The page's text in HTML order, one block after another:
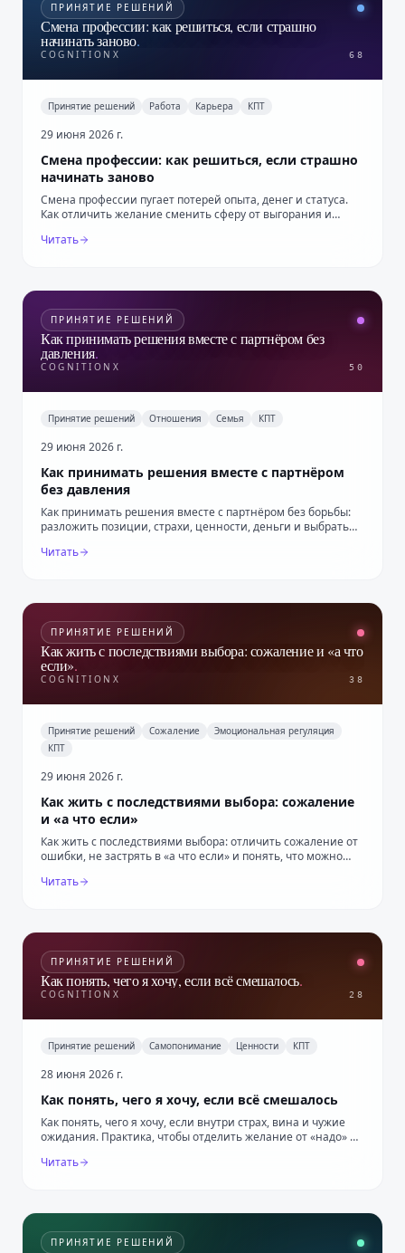
ПРИНЯТИЕ РЕШЕНИЙ
Смена профессии: как решиться, если страшно
начинать заново.
COGNITIONX 68
Принятие решений Работа Карьера КПТ
29 июня 2026 г.
Смена профессии: как решиться, если страшно
начинать заново
Смена профессии пугает потерей опыта, денег и статуса.
Как отличить желание сменить сферу от выгорания и
Читать
ПРИНЯТИЕ РЕШЕНИЙ
Как принимать решения вместе с партнёром без
давления.
COGNITIONX 50
Принятие решений Отношения Семья КПТ
29 июня 2026 г.
Как принимать решения вместе с партнёром
без давления
Как принимать решения вместе с партнёром без борьбы:
разложить позиции, страхи, ценности, деньги и выбрать
Читать
ПРИНЯТИЕ РЕШЕНИЙ
Как жить с последствиями выбора: сожаление и «а что
если».
COGNITIONX 38
Принятие решений Сожаление
Эмоциональная регуляция
КПТ
29 июня 2026 г.
Как жить с последствиями выбора: сожаление
и «а что если»
Как жить с последствиями выбора: отличить сожаление от
ошибки, не застрять в «а что если» и понять, что можно
Читать
ПРИНЯТИЕ РЕШЕНИЙ
Как понять, чего я хочу, если всё смешалось.
COGNITIONX 28
Принятие решений Самопонимание Ценности КПТ
28 июня 2026 г.
Как понять, чего я хочу, если всё смешалось
Как понять, чего я хочу, если внутри страх, вина и чужие
ожидания. Практика, чтобы отделить желание от «надо» и
Читать
ПРИНЯТИЕ РЕШЕНИЙ